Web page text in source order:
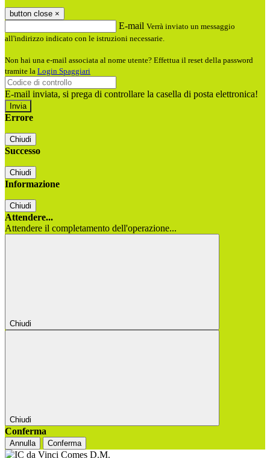
button close ×
E-mail Verrà inviato un messaggio
all'indirizzo indicato con le istruzioni necessarie.
Non hai una e-mail associata al nome utente? Effettua il reset della password
tramite la Login Spaggiari
E-mail inviata, si prega di controllare la casella di posta elettronica!
Errore
Chiudi
Successo
Chiudi
Informazione
Chiudi
Attendere...
Attendere il completamento dell'operazione...
Chiudi
Chiudi
Conferma
Annulla Conferma